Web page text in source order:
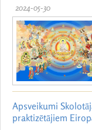
2024-05-30
Apsveikumi
praktizētājiem